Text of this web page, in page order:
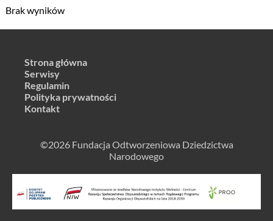
Brak wyników
Strona główna
Serwisy
Regulamin
Polityka prywatności
Kontakt
©2026 Fundacja Odtworzeniowa Dziedzictwa
Narodowego